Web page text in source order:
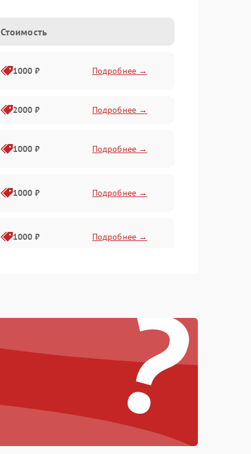
Стоимость
1000 ₽ Подробнее →
2000 ₽ Подробнее →
1000 ₽ Подробнее →
1000 ₽ Подробнее →
1000 ₽ Подробнее →
Подробнее →
Подробнее →
1000 ₽ Подробнее →
?